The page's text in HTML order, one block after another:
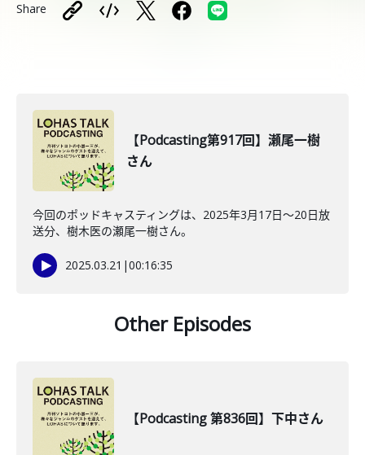
Share
【Podcasting第917回】瀬尾一樹
さん
今回のポッドキャスティングは、2025年3月17日～20日放
送分、樹木医の瀬尾一樹さん。
2025.03.21 |00:16:35
Other Episodes
【Podcasting 第836回】下中さん